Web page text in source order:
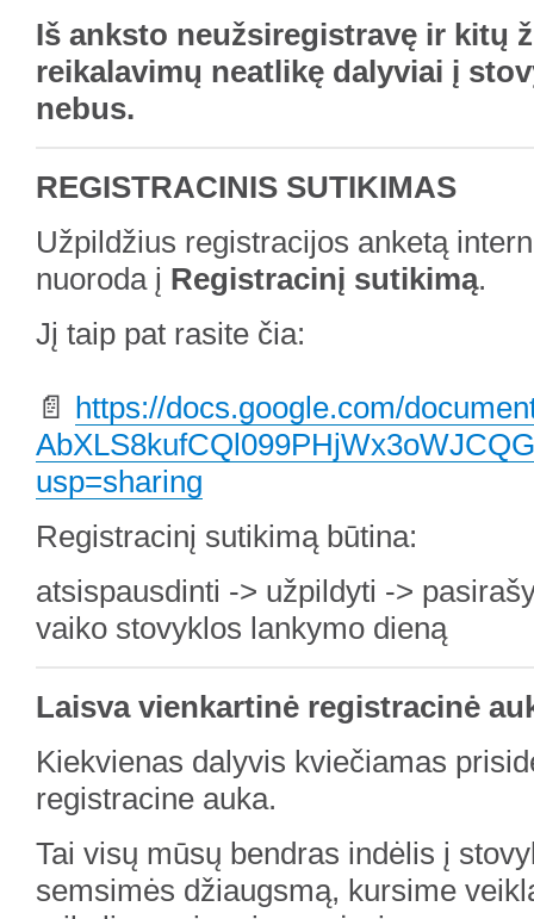
Iš anksto neužsiregistravę ir kitų
reikalavimų neatlikę dalyviai į
nebus.
REGISTRACINIS SUTIKIMAS
Užpildžius registracijos anketą
nuoroda į Registracinį sutikimą.
Jį taip pat rasite čia:
📄
https://docs.google.com/
usp=sharing
Registracinį sutikimą būtina:
atsispausdinti -> užpildyti ->
vaiko stovyklos lankymo dieną
Laisva vienkartinė registracinė
Kiekvienas dalyvis kviečiamas
registracine auka.
Tai visų mūsų bendras indėlis į
semsimės džiaugsmą, kursime